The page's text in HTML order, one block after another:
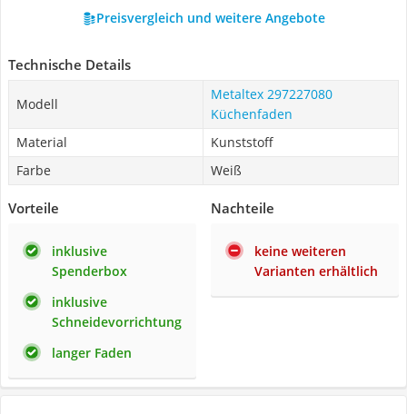
Preisvergleich und weitere Angebote
Technische Details
Modell
Metaltex 297227080
Küchenfaden
Material
Kunststoff
Farbe
Weiß
Vorteile
inklusive
Spenderbox
inklusive
Schneidevorrichtung
langer Faden
Nachteile
keine weiteren
Varianten erhältlich